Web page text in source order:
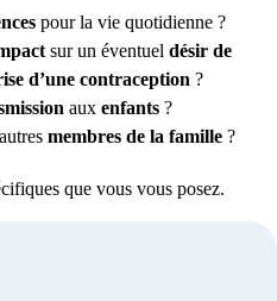
pour la vie quotidienne ?
sur un éventuel désir de
d’une contraception ?
aux enfants ?
membres de la famille ?
que vous vous posez.